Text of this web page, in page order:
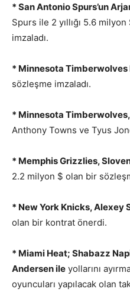
* San Antonio Spurs’un
Spurs ile 2 yıllığı 5.6
imzaladı.
* Minnesota Timberwolves
sözleşme imzaladı.
* Minnesota
Anthony Towns ve Tyus
* Memphis Grizzlies,
2.2 milyon $ olan bir
* New York Knicks, Alexey
olan bir kontrat önerdi.
* Miami Heat; Shabazz
Andersen ile yollarını
oyuncuları yapılacak olan